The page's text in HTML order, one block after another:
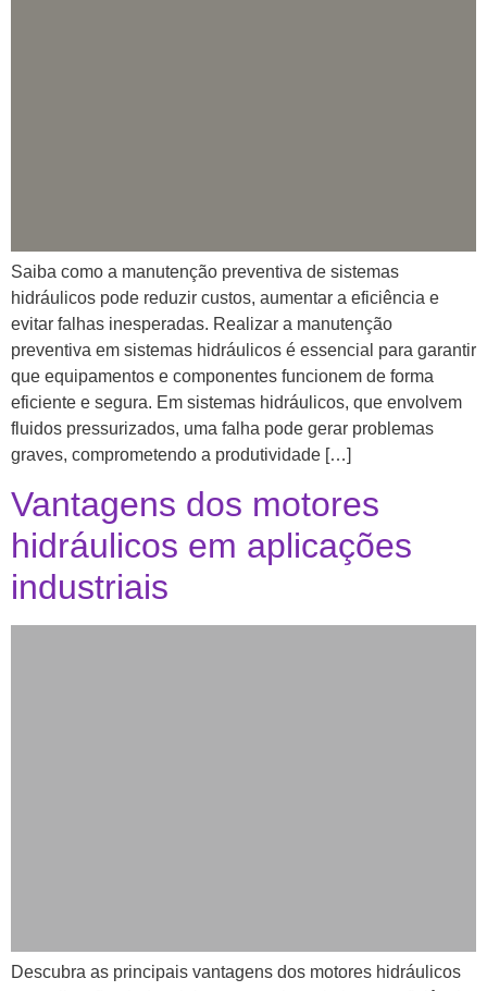
Saiba como a manutenção preventiva de sistemas
hidráulicos pode reduzir custos, aumentar a eficiência e
evitar falhas inesperadas. Realizar a manutenção
preventiva em sistemas hidráulicos é essencial para garantir
que equipamentos e componentes funcionem de forma
eficiente e segura. Em sistemas hidráulicos, que envolvem
fluidos pressurizados, uma falha pode gerar problemas
graves, comprometendo a produtividade […]
Vantagens dos motores
hidráulicos em aplicações
industriais
Descubra as principais vantagens dos motores hidráulicos